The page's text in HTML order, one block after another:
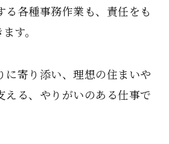
る各種事務作業も、責任をも
す。
に寄り添い、理想の住まいや
える、やりがいのある仕事で